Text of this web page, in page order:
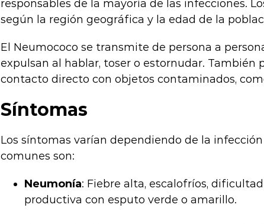
responsables de la mayoría de las infecciones.
según la región geográfica y la edad de la
El Neumococo se transmite de persona a
expulsan al hablar, toser o estornudar. También
contacto directo con objetos contaminados,
Síntomas
Los síntomas varían dependiendo de la
comunes son:
Neumonía: Fiebre alta, escalofríos,
productiva con esputo verde o amarillo.